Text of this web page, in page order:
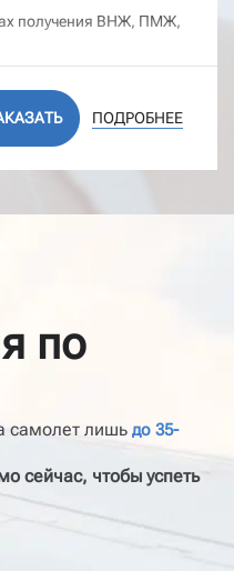
получения ВНЖ, ПМЖ,
документов и
ПОДРОБНЕЕ
по
самолет лишь до 35-
сейчас, чтобы успеть